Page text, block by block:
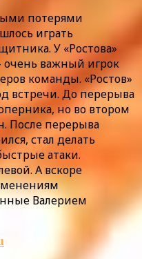
потерями
играть
У «Ростова»
важный игрок
команды. «Ростов»
встречи. До перерыва
но во втором
После перерыва
стал делать
атаки.
А вскоре
Валерием